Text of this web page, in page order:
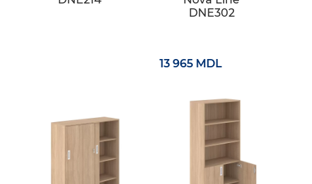
DNE302
13 965 MDL